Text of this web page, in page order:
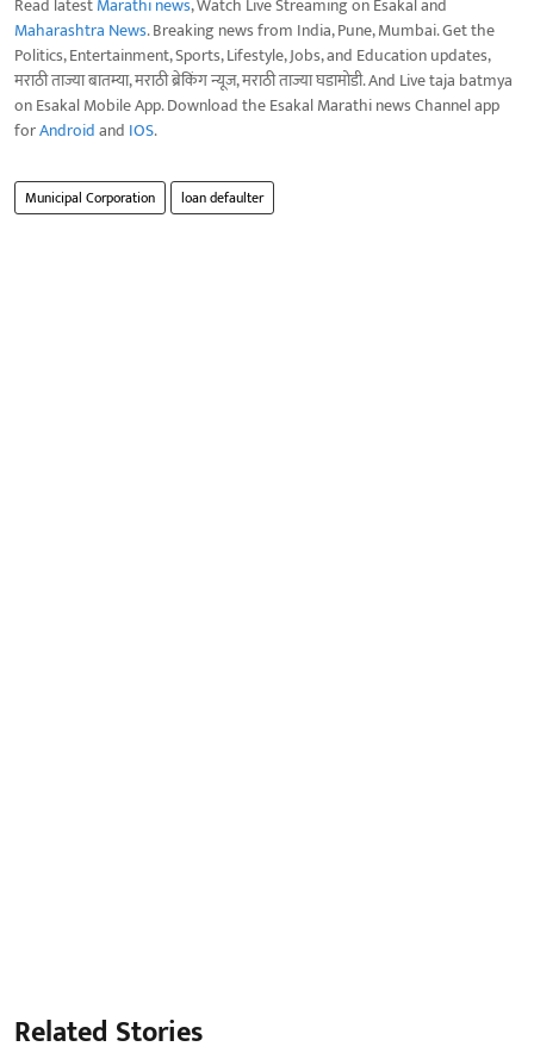
Read latestMarathi news, Watch Live Streaming on Esakal and
Maharashtra News. Breaking news from India, Pune, Mumbai. Get the
Politics, Entertainment, Sports, Lifestyle, Jobs, and Education updates,
मराठी ताज्या बातम्या, मराठी ब्रेकिंग न्यूज, मराठी ताज्या घडामोडी. And Live taja batmya
on Esakal Mobile App. Download the Esakal Marathi news Channel app
forAndroidand IOS.
Municipal Corporation loan defaulter
Related Stories